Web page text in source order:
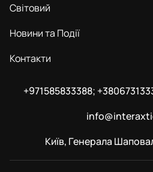
Світовий
Новини та Події
Контакти
+971585833388;
Київ, Генерала